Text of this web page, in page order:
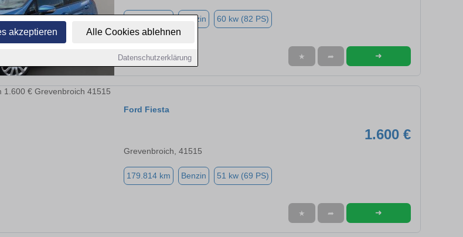
akzeptieren Alle Cookies ablehnen
Datenschutzerklärung
Benzin 60 kw (82 PS)
★ ➦ ➜
Ford Fiesta
1.600 €
Grevenbroich, 41515
179.814 km Benzin 51 kw (69 PS)
★ ➦ ➜